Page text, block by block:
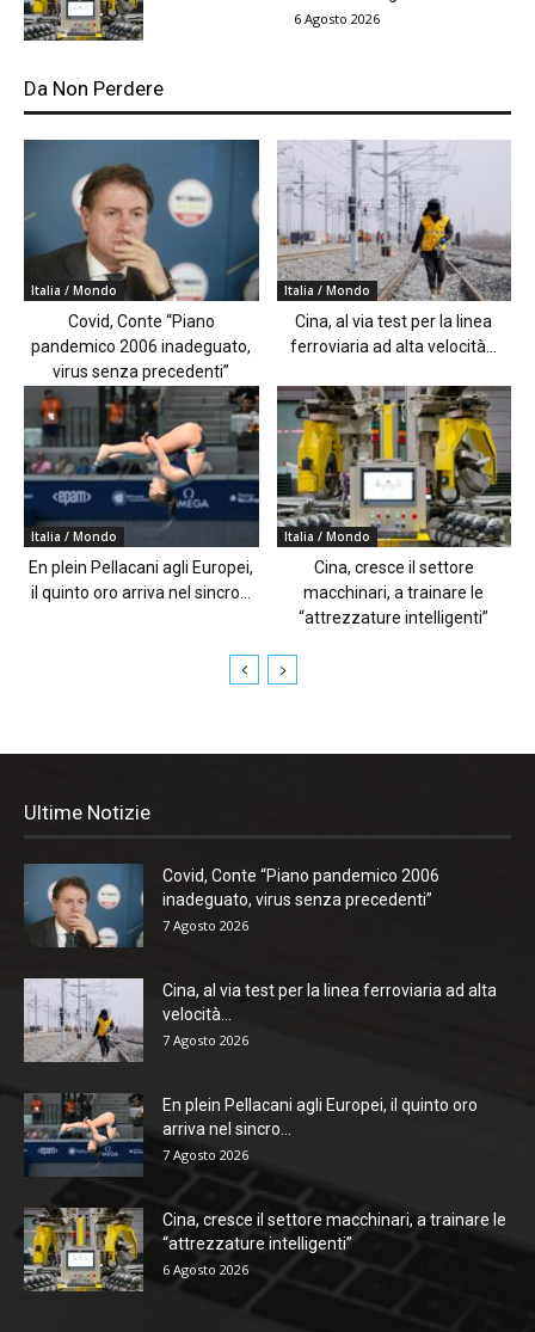
6 Agosto 2026
Da Non Perdere
Italia / Mondo
Covid, Conte “Piano
pandemico 2006 inadeguato,
virus senza precedenti”
Italia / Mondo
Cina, al via test per la linea
ferroviaria ad alta velocità...
Italia / Mondo
En plein Pellacani agli Europei,
il quinto oro arriva nel sincro...
Italia / Mondo
Cina, cresce il settore
macchinari, a trainare le
“attrezzature intelligenti”
Ultime Notizie
Covid, Conte “Piano pandemico 2006
inadeguato, virus senza precedenti”
7 Agosto 2026
Cina, al via test per la linea ferroviaria ad alta
velocità...
7 Agosto 2026
En plein Pellacani agli Europei, il quinto oro
arriva nel sincro...
7 Agosto 2026
Cina, cresce il settore macchinari, a trainare le
“attrezzature intelligenti”
6 Agosto 2026